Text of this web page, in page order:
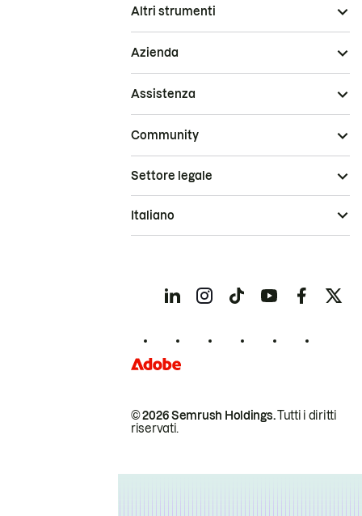
Altri strumenti
Azienda
Assistenza
Community
© 2026 Semrush Holdings.Tutti i diritti
riservati.
Settore legale
Italiano